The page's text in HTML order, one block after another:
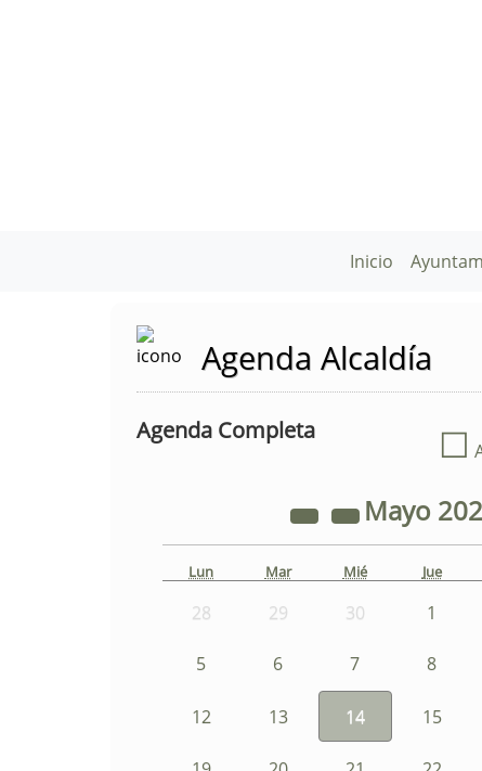
Inicio
Agenda Alcaldía
Agenda Completa ☐
Mayo
Lun Mar Mié Jue
28 29 30 1
5 6 7 8
12 13 14 15